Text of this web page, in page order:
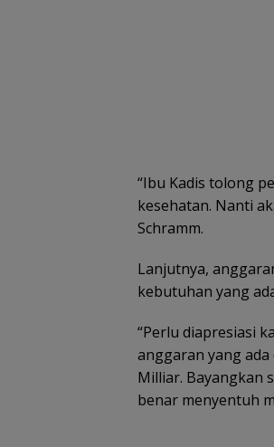
“Ibu Kadis tolong
kesehatan. Nanti
Schramm.
Lanjutnya,
kebutuhan yang
“Perlu diapresiasi
anggaran yang ada
Milliar. Bayangkan
benar menyentuh